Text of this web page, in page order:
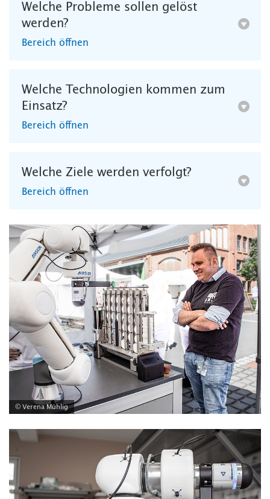
Welche Probleme sollen gelöst
werden?
Bereich öffnen
Welche Technologien kommen zum
Einsatz?
Bereich öffnen
Welche Ziele werden verfolgt?
Bereich öffnen
© Verena Mühlig